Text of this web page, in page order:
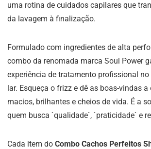
uma rotina de cuidados capilares que
da lavagem à finalização.
Formulado com ingredientes de alta
combo da renomada marca Soul Power
experiência de tratamento profissional
lar. Esqueça o frizz e dê as boas-vindas
macios, brilhantes e cheios de vida. É a
quem busca `qualidade`, `praticidade` e
Cada item do Combo Cachos Perfeitos